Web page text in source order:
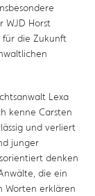
WJD Horst
für die Zukunft
Lexa
kenne Carsten
und verliert
junger
denken
die ein
Worten erklären